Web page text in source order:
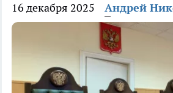
16 декабря 2025 Андрей